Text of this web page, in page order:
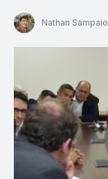
Nathan Sampaio